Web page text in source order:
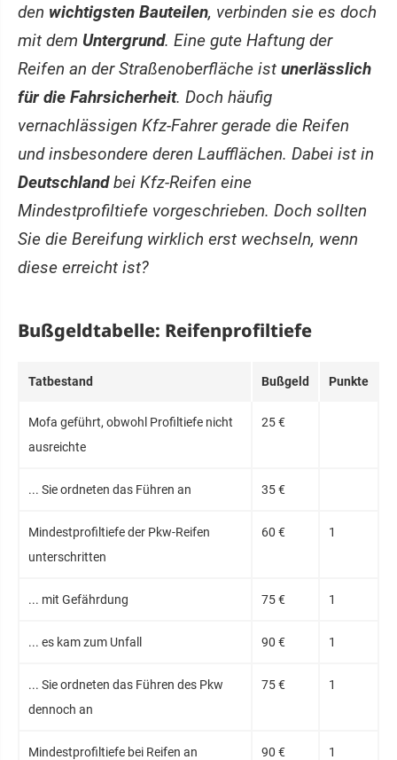
den wichtigsten Bauteilen, verbinden sie es doch
mit dem Untergrund. Eine gute Haftung der
Reifen an der Straßenoberfläche ist unerlässlich
für die Fahrsicherheit. Doch häufig
vernachlässigen Kfz-Fahrer gerade die Reifen
und insbesondere deren Laufflächen. Dabei ist in
Deutschlandbei Kfz-Reifen eine
Mindestprofiltiefe vorgeschrieben. Doch sollten
Sie die Bereifung wirklich erst wechseln, wenn
diese erreicht ist?
Bußgeldtabelle: Reifenprofiltiefe
Tatbestand Bußgeld Punkte
Mofa geführt, obwohl Profiltiefe nicht
ausreichte
25 €
... Sie ordneten das Führen an 35 €
Mindestprofiltiefe der Pkw-Reifen
unterschritten
60 € 1
... mit Gefährdung 75 € 1
... es kam zum Unfall 90 € 1
... Sie ordneten das Führen des Pkw
dennoch an
75 € 1
Mindestprofiltiefe bei Reifen an
90 € 1